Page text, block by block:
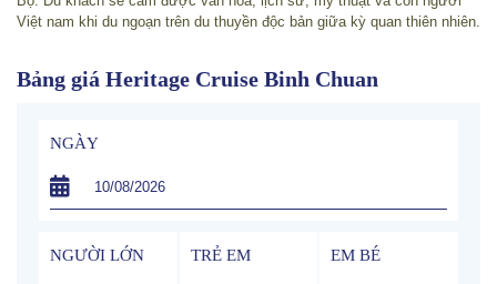
Việt nam khi du ngoạn trên du thuyền độc bản giữa kỳ quan thiên nhiên.
Bảng giá Heritage Cruise Binh Chuan
NGÀY
NGƯỜI LỚN TRẺ EM EM BÉ